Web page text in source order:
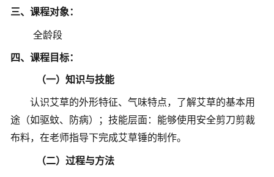
三、课程对象：
全龄段
四、课程目标：
（一）知识与技能
认识艾草的外形特征、气味特点，了解艾草的基本用
途（如驱蚊、防病）
； 技能层面：能够使用安全剪刀剪裁
布料，在老师指导下完成艾草锤的制作。
（二）过程与方法